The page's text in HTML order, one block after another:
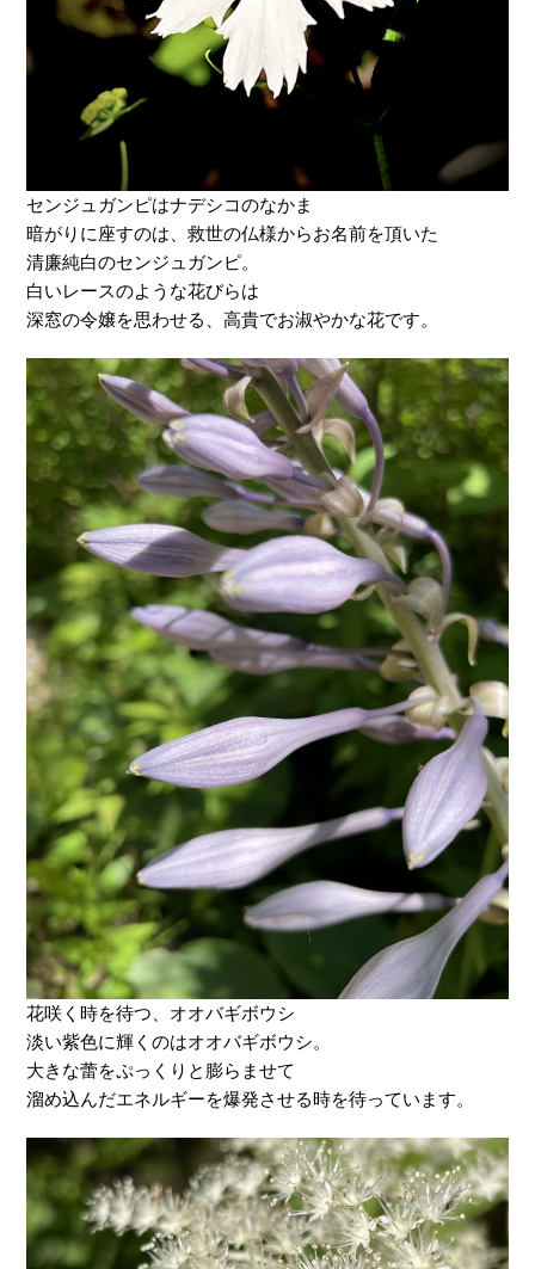
センジュガンピはナデシコのなかま
暗がりに座すのは、救世の仏様からお名前を頂いた
清廉純白のセンジュガンピ。
白いレースのような花びらは
深窓の令嬢を思わせる、高貴でお淑やかな花です。
花咲く時を待つ、オオバギボウシ
淡い紫色に輝くのはオオバギボウシ。
大きな蕾をぷっくりと膨らませて
溜め込んだエネルギーを爆発させる時を待っています。